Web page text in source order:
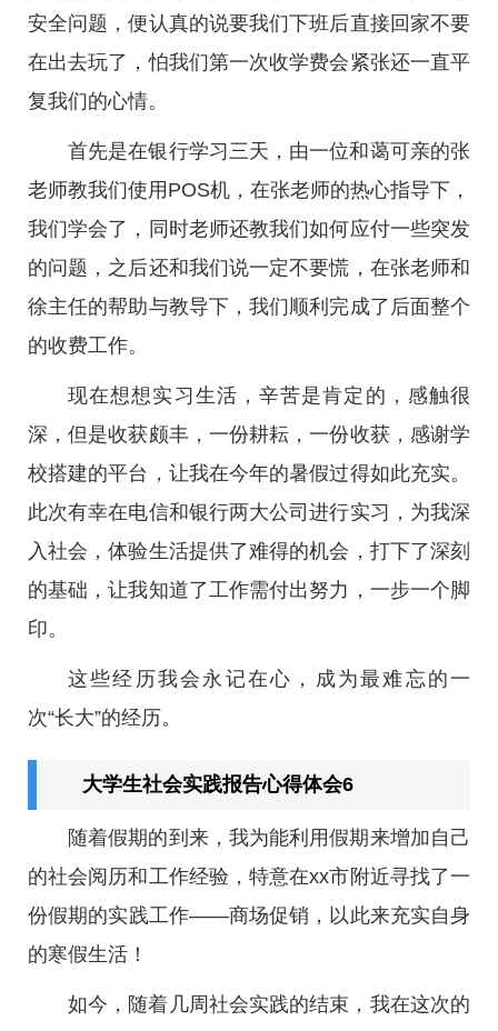
安全问题，便认真的说要我们下班后直接回家不要
在出去玩了，怕我们第一次收学费会紧张还一直平
复我们的心情。
首先是在银行学习三天，由一位和蔼可亲的张
老师教我们使用POS机，在张老师的热心指导下，
我们学会了，同时老师还教我们如何应付一些突发
的问题，之后还和我们说一定不要慌，在张老师和
徐主任的帮助与教导下，我们顺利完成了后面整个
的收费工作。
现在想想实习生活，辛苦是肯定的，感触很
深，但是收获颇丰，一份耕耘，一份收获，感谢学
校搭建的平台，让我在今年的暑假过得如此充实。
此次有幸在电信和银行两大公司进行实习，为我深
入社会，体验生活提供了难得的机会，打下了深刻
的基础，让我知道了工作需付出努力，一步一个脚
印。
这些经历我会永记在心，成为最难忘的一
次“长大”的经历。
大学生社会实践报告心得体会6
随着假期的到来，我为能利用假期来增加自己
的社会阅历和工作经验，特意在xx市附近寻找了一
份假期的实践工作——商场促销，以此来充实自身
的寒假生活！
如今，随着几周社会实践的结束，我在这次的